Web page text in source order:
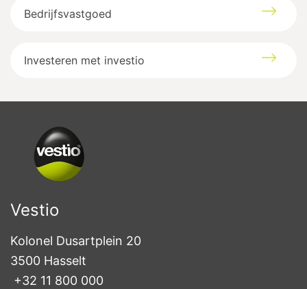
Bedrijfsvastgoed
Investeren met investio
Vestio
Kolonel Dusartplein 20
3500 Hasselt
+32 11 800 000